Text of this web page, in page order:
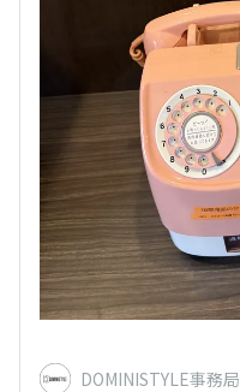
DOMINISTYLE事務局